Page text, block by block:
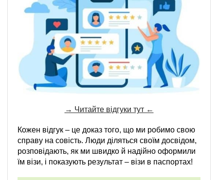
→ Читайте відгуки тут ←
Кожен відгук – це доказ того, що ми робимо свою
справу на совість. Люди діляться своїм досвідом,
розповідають, як ми швидко й надійно оформили
їм візи, і показують результат – візи в паспортах!